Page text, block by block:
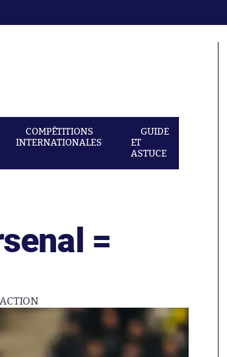
COMPÉTITIONS
INTERNATIONALES
GUIDE
ET
ASTUCE
=